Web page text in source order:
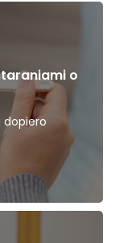
o
dopiero